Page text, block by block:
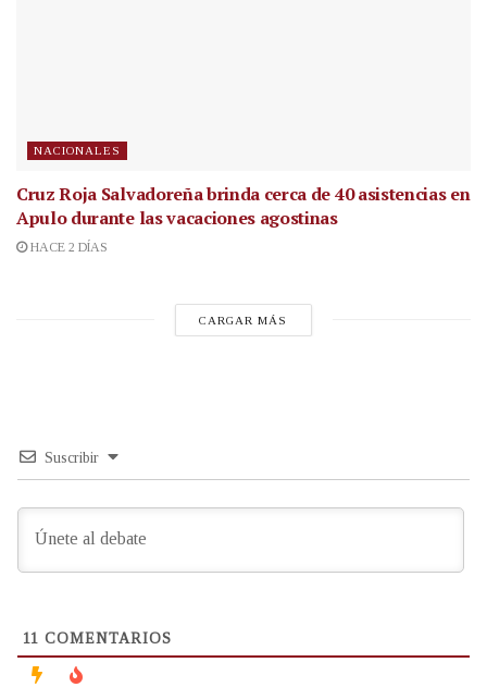
NACIONALES
Cruz Roja Salvadoreña brinda cerca de 40 asistencias en
Apulo durante las vacaciones agostinas
HACE 2 DÍAS
CARGAR MÁS
Suscribir
11 COMENTARIOS